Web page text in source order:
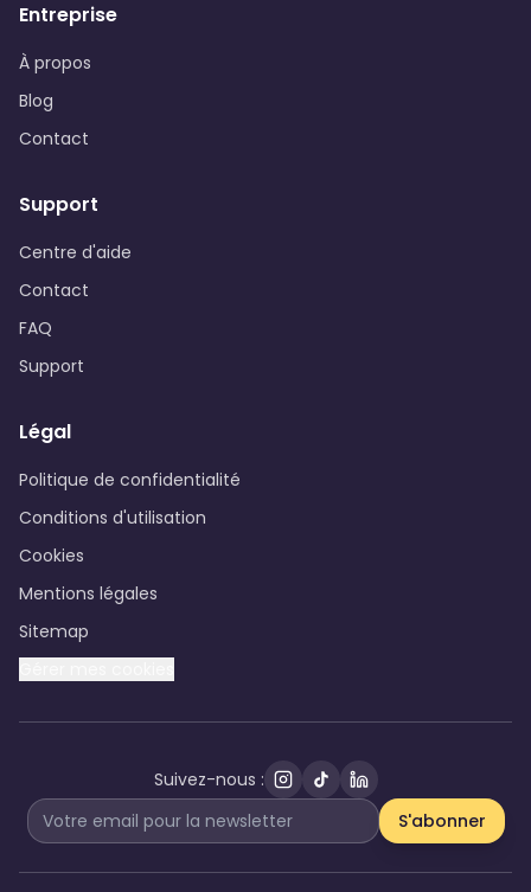
Entreprise
À propos
Blog
Contact
Support
Centre d'aide
Contact
FAQ
Support
Légal
Politique de confidentialité
Conditions d'utilisation
Cookies
Mentions légales
Sitemap
Suivez-nous :
S'abonner